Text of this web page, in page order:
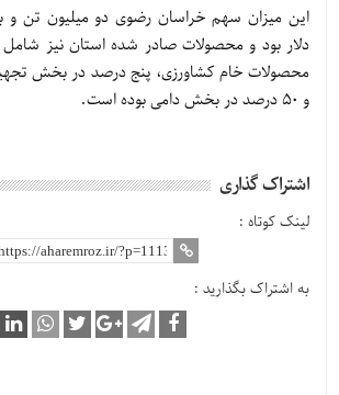
محصولات خام کشاورزی، پنج درصد در بخش
و ۵۰ درصد در بخش دامی بوده است.
اشتراک گذاری
لینک کوتاه :
به اشتراک بگذارید :